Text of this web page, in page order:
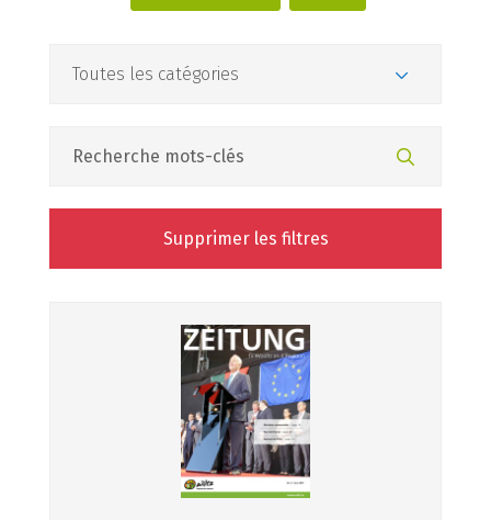
Supprimer les filtres